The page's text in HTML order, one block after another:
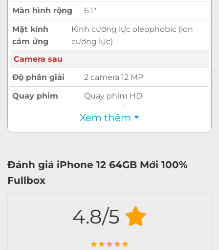
Màn hình rộng
6.1″
Mặt kính
cảm ứng
Kính cường lực oleophobic (ion
cường lực)
Camera sau
Độ phân giải
2 camera 12 MP
Quay phim
Quay phim HD
720p@30fps, Quay phim
FullHD 1080p@30fps, Quay
phim FullHD
phim FullHD
2160p@30fps, Quay phim 4K
2160p@60fps
Xem thêm
Đánh giá iPhone 12 64GB Mới 100%
Fullbox
4.8/5
★★★★★